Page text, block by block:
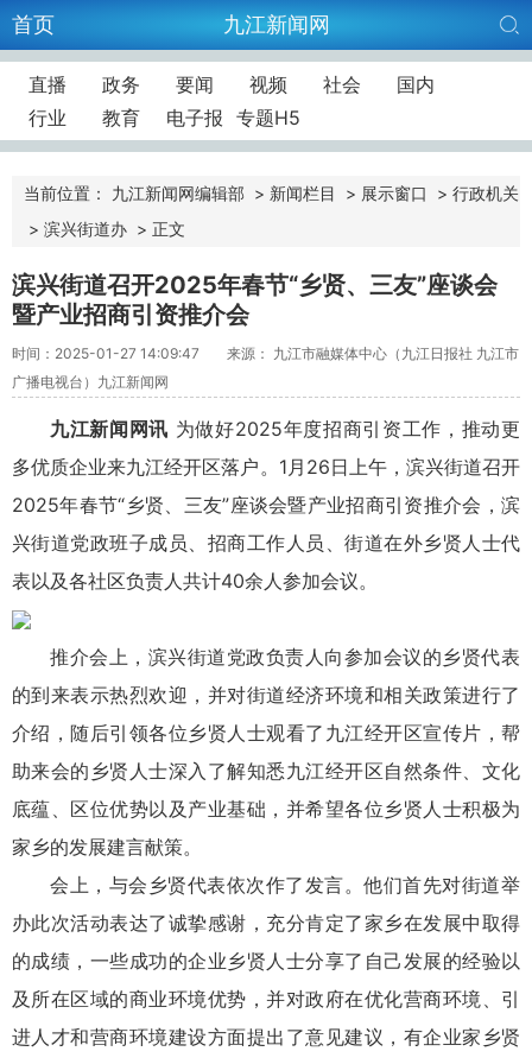
首页 九江新闻网
直播 政务 要闻 视频 社会
国内
行业
教育 电子报 专题H5
当前位置： 九江新闻网编辑部 > 新闻栏目 > 展示窗口 > 行政机关
> 滨兴街道办 > 正文
滨兴街道召开2025年春节“乡贤、三友”座谈会
暨产业招商引资推介会
时间：2025-01-27 14:09:47
来源： 九江市融媒体中心（九江日报社 九江市
广播电视台）九江新闻网
九江新闻网讯 为做好2025年度招商引资工作，推动更
多优质企业来九江经开区落户。1月26日上午，滨兴街道召开
2025年春节“乡贤、三友”座谈会暨产业招商引资推介会，滨
兴街道党政班子成员、招商工作人员、街道在外乡贤人士代
表以及各社区负责人共计40余人参加会议。
推介会上，滨兴街道党政负责人向参加会议的乡贤代表
的到来表示热烈欢迎，并对街道经济环境和相关政策进行了
介绍，随后引领各位乡贤人士观看了九江经开区宣传片，帮
助来会的乡贤人士深入了解知悉九江经开区自然条件、文化
底蕴、区位优势以及产业基础，并希望各位乡贤人士积极为
家乡的发展建言献策。
会上，与会乡贤代表依次作了发言。他们首先对街道举
办此次活动表达了诚挚感谢，充分肯定了家乡在发展中取得
的成绩，一些成功的企业乡贤人士分享了自己发展的经验以
及所在区域的商业环境优势，并对政府在优化营商环境、引
进人才和营商环境建设方面提出了意见建议，有企业家乡贤